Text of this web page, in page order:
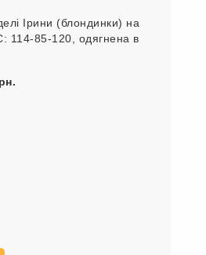
Ірини (блондинки) на
85-120, одягнена в